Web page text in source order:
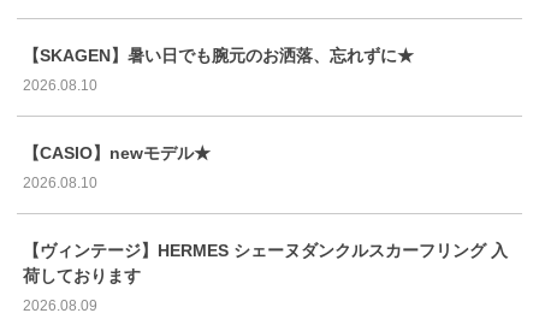
【SKAGEN】暑い日でも腕元のお洒落、忘れずに★
2026.08.10
【CASIO】newモデル★
2026.08.10
【ヴィンテージ】HERMES シェーヌダンクルスカーフリング 入
荷しております
2026.08.09